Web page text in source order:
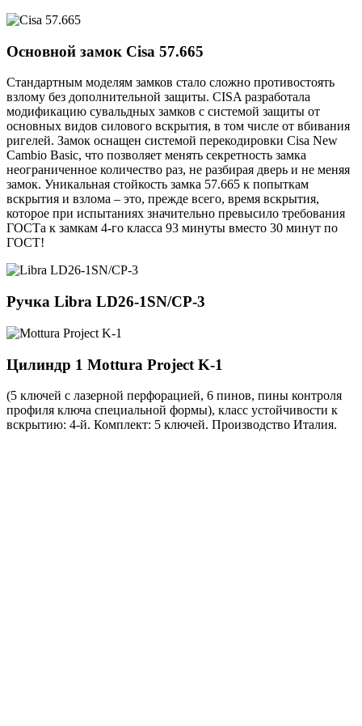
Основной замок Cisa 57.665
Стандартным моделям замков стало сложно противостоять
взлому без дополнительной защиты. CISA разработала
модификацию сувальдных замков с системой защиты от
основных видов силового вскрытия, в том числе от вбивания
ригелей. Замок оснащен системой перекодировки Cisa New
Cambio Basic, что позволяет менять секретность замка
неограниченное количество раз, не разбирая дверь и не меняя
замок. Уникальная стойкость замка 57.665 к попыткам
вскрытия и взлома – это, прежде всего, время вскрытия,
которое при испытаниях значительно превысило требования
ГОСТа к замкам 4-го класса 93 минуты вместо 30 минут по
ГОСТ!
Ручка Libra LD26-1SN/CP-3
Цилиндр 1 Mottura Project K-1
(5 ключей с лазерной перфорацией, 6 пинов, пины контроля
профиля ключа специальной формы), класс устойчивости к
вскрытию: 4-й. Комплект: 5 ключей. Производство Италия.